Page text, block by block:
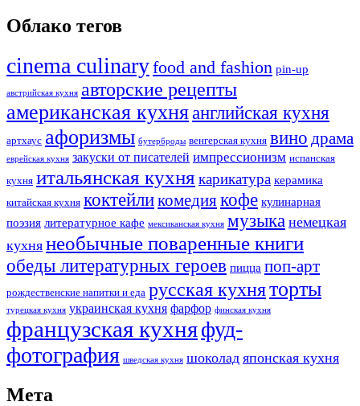
Облако тегов
cinema culinaryfood аnd fashion pin-up
австрийская кухня авторские рецепты
американская кухняанглийская кухня
артхаус афоризмы бутерброды венгерская кухня вино драма
еврейская кухня закуски от писателей импрессионизм испанская
кухня итальянская кухня карикатура керамика
китайская кухня коктейликомедиякофе кулинарная
поэзия литературное кафе мексиканская кухня музыка немецкая
кухня необычные поваренные книги
обеды литературных героев пицца поп-арт
рождественские напитки и еда русская кухняторты
турецкая кухня украинская кухня фарфор финская кухня
французская кухняфуд-
фотография шведская кухня шоколад японская кухня
Мета